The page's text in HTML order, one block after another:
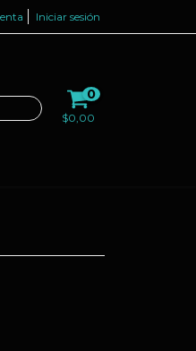
Iniciar sesión
0
$0,00